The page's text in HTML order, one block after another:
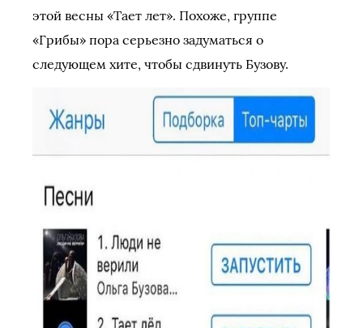
этой весны «Тает лет». Похоже, группе
«Грибы» пора серьезно задуматься о
следующем хите, чтобы сдвинуть Бузову.